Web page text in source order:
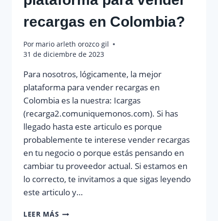
recargas en Colombia?
Por mario arleth orozco gil
31 de diciembre de 2023
Para nosotros, lógicamente, la mejor
plataforma para vender recargas en
Colombia es la nuestra: Icargas
(recarga2.comuniquemonos.com). Si has
llegado hasta este articulo es porque
probablemente te interese vender recargas
en tu negocio o porque estás pensando en
cambiar tu proveedor actual. Si estamos en
lo correcto, te invitamos a que sigas leyendo
este articulo y…
LEER MÁS ¿CUAL